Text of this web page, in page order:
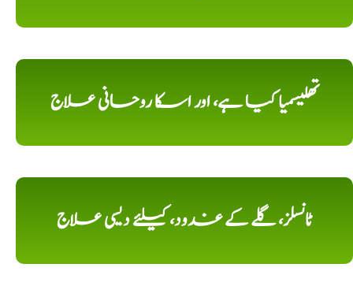
تھلیسمیا کیا ہے، اور اسکا روحانی علاج
ٹانسلز، گلے کے غدود، کیلئے دیسی علاج